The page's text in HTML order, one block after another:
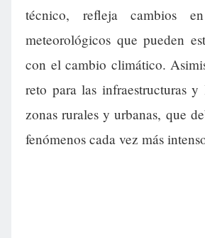
técnico, refleja cambios
meteorológicos que pueden
con el cambio climático.
reto para las infraestructuras y
zonas rurales y urbanas, que
fenómenos cada vez más